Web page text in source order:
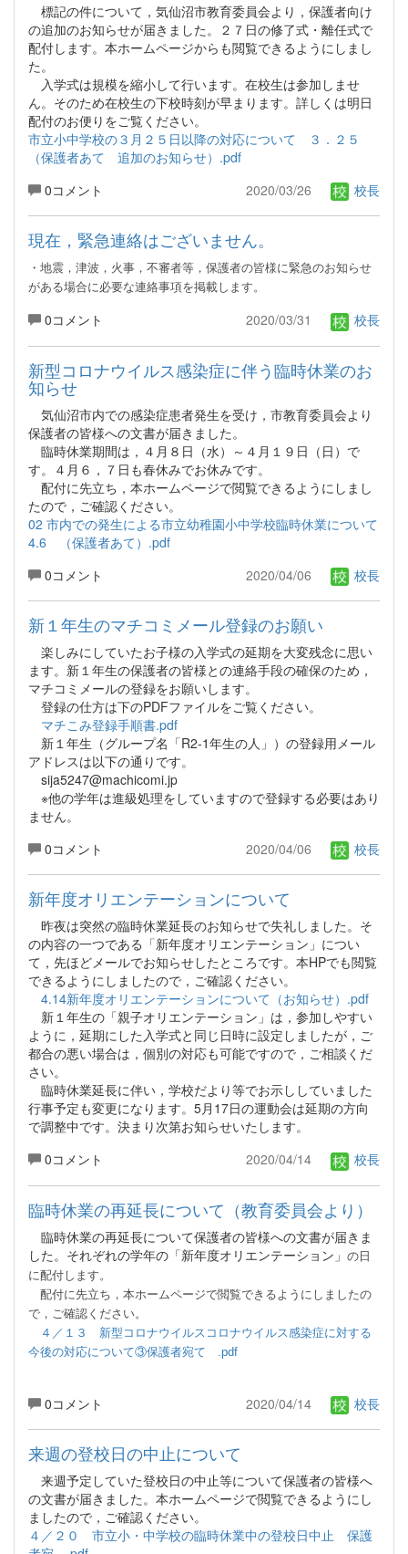
標記の件について，気仙沼市教育委員会より，保護者向け
の追加のお知らせが届きました。２７日の修了式・離任式で
配付します。本ホームページからも閲覧できるようにしまし
た。
入学式は規模を縮小して行います。在校生は参加しませ
ん。そのため在校生の下校時刻が早まります。詳しくは明日
配付のお便りをご覧ください。
市立小中学校の３月２５日以降の対応について ３．２５
（保護者あて 追加のお知らせ）.pdf
0コメント
2020/03/26 校長
現在，緊急連絡はございません。
・地震，津波，火事，不審者等，保護者の皆様に緊急のお知らせ
がある場合に必要な連絡事項を掲載します。
0コメント 2020/03/31 校長
新型コロナウイルス感染症に伴う臨時休業のお
知らせ
気仙沼市内での感染症患者発生を受け，市教育委員会より
保護者の皆様への文書が届きました。
臨時休業期間は，４月８日（水）～４月１９日（日）で
す。４月６，７日も春休みでお休みです。
配付に先立ち，本ホームページで閲覧できるようにしまし
たので，ご確認ください。
02 市内での発生による市立幼稚園小中学校臨時休業について
4.6 （保護者あて）.pdf
0コメント
2020/04/06 校長
新１年生のマチコミメール登録のお願い
楽しみにしていたお子様の入学式の延期を大変残念に思い
ます。新１年生の保護者の皆様との連絡手段の確保のため，
マチコミメールの登録をお願いします。
登録の仕方は下のPDFファイルをご覧ください。
マチこみ登録手順書.pdf
新１年生（グループ名「R2-1年生の人」）の登録用メール
アドレスは以下の通りです。
sija5247@machicomi.jp
※他の学年は進級処理をしていますので登録する必要はあり
ません。
0コメント
2020/04/06 校長
新年度オリエンテーションについて
昨夜は突然の臨時休業延長のお知らせで失礼しました。そ
の内容の一つである「新年度オリエンテーション」につい
て，先ほどメールでお知らせしたところです。本HPでも閲覧
できるようにしましたので，ご確認ください。
4.14新年度オリエンテーションについて（お知らせ）.pdf
新１年生の「親子オリエンテーション」は，参加しやすい
ように，延期にした入学式と同じ日時に設定しましたが，ご
都合の悪い場合は，個別の対応も可能ですので，ご相談くだ
さい。
臨時休業延長に伴い，学校だより等でお示ししていました
行事予定も変更になります。5月17日の運動会は延期の方向
で調整中です。決まり次第お知らせいたします。
0コメント
2020/04/14 校長
臨時休業の再延長について（教育委員会より）
臨時休業の再延長について保護者の皆様への文書が届きま
した。それぞれの学年の「新年度オリエンテーション」 の日
に配付します。
配付に先立ち，本ホームページで閲覧できるようにしましたの
で，ご確認ください。
４／１３ 新型コロナウイルスコロナウイルス感染症に対する
今後の対応について③保護者宛て .pdf
0コメント 2020/04/14 校長
来週の登校日の中止について
来週予定していた登校日の中止等について保護者の皆様へ
の文書が届きました。本ホームページで閲覧できるようにし
ましたので，ご確認ください。
４／２０ 市立小・中学校の臨時休業中の登校日中止 保護